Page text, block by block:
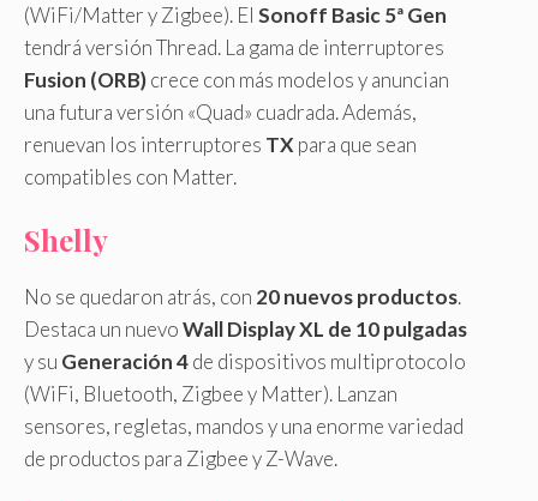
(WiFi/Matter y Zigbee). El Sonoff Basic 5ª Gen
tendrá versión Thread. La gama de interruptores
Fusion (ORB)crece con más modelos y anuncian
una futura versión «Quad» cuadrada. Además,
renuevan los interruptores TX para que sean
compatibles con Matter.
Shelly
No se quedaron atrás, con 20 nuevos productos.
Destaca un nuevoWall Display XL de 10 pulgadas
y su Generación 4de dispositivos multiprotocolo
(WiFi, Bluetooth, Zigbee y Matter). Lanzan
sensores, regletas, mandos y una enorme variedad
de productos para Zigbee y Z-Wave.